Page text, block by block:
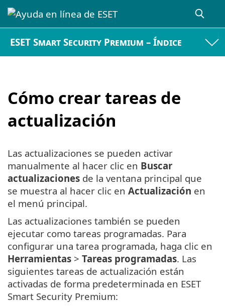
ESET Smart Security Premium – Índice
Cómo crear tareas de
actualización
Las actualizaciones se pueden activar
manualmente al hacer clic en Buscar
actualizaciones de la ventana principal que
se muestra al hacer clic en Actualización en
el menú principal.
Las actualizaciones también se pueden
ejecutar como tareas programadas. Para
configurar una tarea programada, haga clic en
Herramientas > Tareas programadas. Las
siguientes tareas de actualización están
activadas de forma predeterminada en ESET
Smart Security Premium: